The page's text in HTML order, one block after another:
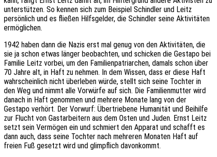
unterstützen. So kennen sich zum Beispiel Schindler und Leitz
persönlich und es fließen Hilfsgelder, die Schindler seine Aktivitäten
ermöglichen.
1942 haben dann die Nazis erst mal genug von den Aktivitäten, die
sie ja schon etwas länger beobachten, und schicken die Gestapo bei
Familie Leitz vorbei, um den Familienpatriarchen, damals schon über
70 Jahre alt, in Haft zu nehmen. In dem Wissen, dass er diese Haft
wahrscheinlich nicht überleben würde, stellt sich seine Tochter in
den Weg und nimmt alle Vorwürfe auf sich. Die Familienmutter wird
danach in Haft genommen und mehrere Monate lang von der
Gestapo verhört. Der Vorwurf: Übertriebene Humanität und Beihilfe
zur Flucht von Gastarbeitern aus dem Osten und Juden. Ernst Leitz
setzt sein Vermögen ein und schmiert den Apparat und schafft es
dann auch, dass seine Tochter nach mehreren Monaten Haft auf
freien Fuß gesetzt wird und glimpflich davonkommt.